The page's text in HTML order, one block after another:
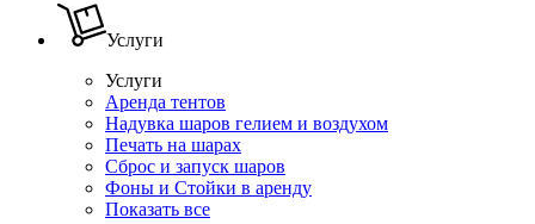
Услуги
Услуги
Аренда тентов
Надувка шаров гелием и воздухом
Печать на шарах
Сброс и запуск шаров
Фоны и Стойки в аренду
Показать все